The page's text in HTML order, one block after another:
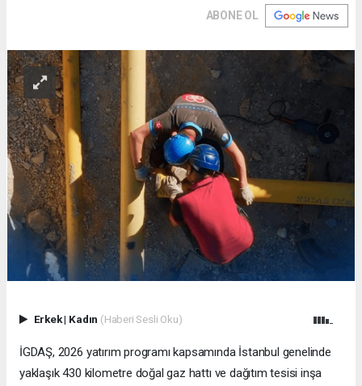
ABONE OL
Erkek| Kadın (Haberi Sesli Oku)
İGDAŞ, 2026 yatırım programı kapsamında İstanbul genelinde
yaklaşık 430 kilometre doğal gaz hattı ve dağıtım tesisi inşa